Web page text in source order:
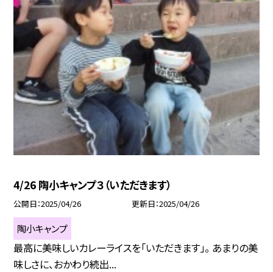
4/26 陶小キャンプ３（いただきます）
公開日 2025/04/26 更新日 2025/04/26
陶小キャンプ
最高に美味しいカレーライスを「いただきます」。 あまりの美
味しさに、おかわり続出...